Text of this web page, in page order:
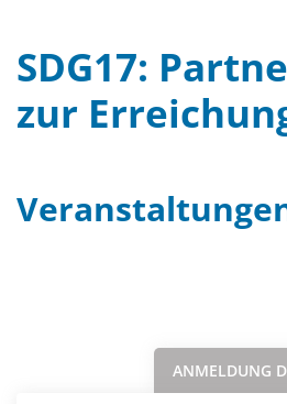
SDG17:
zur
ANMELDUNG